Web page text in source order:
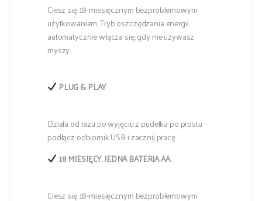
Ciesz się 18-miesięcznym bezproblemowym
użytkowaniem. Tryb oszczędzania energii
automatycznie włącza się, gdy nie używasz
myszy.
PLUG & PLAY
Działa od razu po wyjęciu z pudełka po prostu
podłącz odbiornik USB i zacznij pracę.
18 MIESIĘCY. JEDNA BATERIA AA.
Ciesz się 18-miesięcznym bezproblemowym